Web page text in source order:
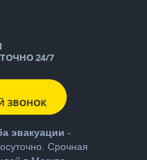
24/7
ЗВОНОК
эвакуации -
Срочная